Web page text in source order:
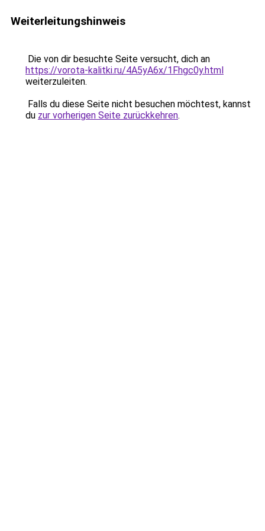
Weiterleitungshinweis
Die von dir besuchte Seite versucht, dich an
https://vorota-kalitki.ru/4A5yA6x/1Fhgc0y.html
weiterzuleiten.
Falls du diese Seite nicht besuchen möchtest, kannst
du zur vorherigen Seite zurückkehren.